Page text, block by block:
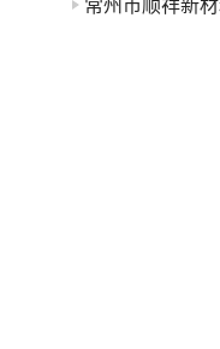
常州市顺祥新